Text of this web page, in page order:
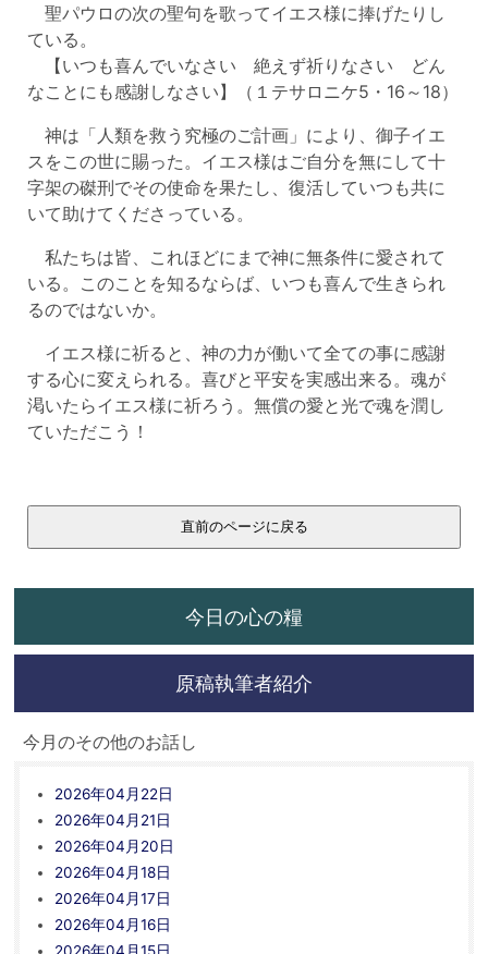
聖パウロの次の聖句を歌ってイエス様に捧げたりし
ている。
【いつも喜んでいなさい 絶えず祈りなさい どん
なことにも感謝しなさい】（１テサロニケ5・16～18）
神は「人類を救う究極のご計画」により、御子イエ
スをこの世に賜った。イエス様はご自分を無にして十
字架の磔刑でその使命を果たし、復活していつも共に
いて助けてくださっている。
私たちは皆、これほどにまで神に無条件に愛されて
いる。このことを知るならば、いつも喜んで生きられ
るのではないか。
イエス様に祈ると、神の力が働いて全ての事に感謝
する心に変えられる。喜びと平安を実感出来る。魂が
渇いたらイエス様に祈ろう。無償の愛と光で魂を潤し
ていただこう！
今日の心の糧
原稿執筆者紹介
今月のその他のお話し
2026年04月22日
2026年04月21日
2026年04月20日
2026年04月18日
2026年04月17日
2026年04月16日